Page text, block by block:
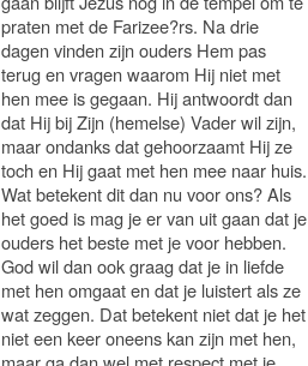
praten met de Farizee?rs. Na drie
dagen vinden zijn ouders Hem pas
terug en vragen waarom Hij niet met
hen mee is gegaan. Hij antwoordt dan
dat Hij bij Zijn (hemelse) Vader wil zijn,
maar ondanks dat gehoorzaamt Hij ze
toch en Hij gaat met hen mee naar huis.
Wat betekent dit dan nu voor ons? Als
het goed is mag je er van uit gaan dat je
ouders het beste met je voor hebben.
God wil dan ook graag dat je in liefde
met hen omgaat en dat je luistert als ze
wat zeggen. Dat betekent niet dat je het
niet een keer oneens kan zijn met hen,